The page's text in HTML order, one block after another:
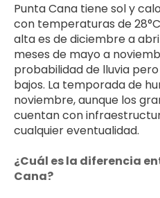
Punta Cana tiene sol y
con temperaturas de
alta es de diciembre a
meses de mayo a
probabilidad de lluvia
bajos. La temporada de
noviembre, aunque los
cuentan con
cualquier eventualidad.
¿Cuál es la diferencia
Cana?